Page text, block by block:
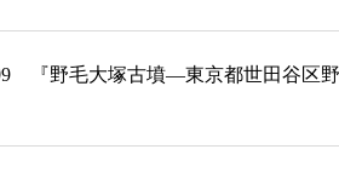
『野毛大塚古墳―東京都世田谷区